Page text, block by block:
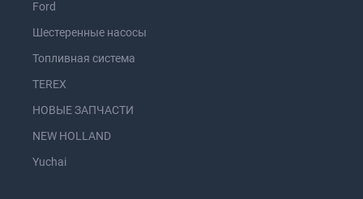
Ford
Шестеренные насосы
Топливная система
TEREX
НОВЫЕ ЗАПЧАСТИ
NEW HOLLAND
Yuchai